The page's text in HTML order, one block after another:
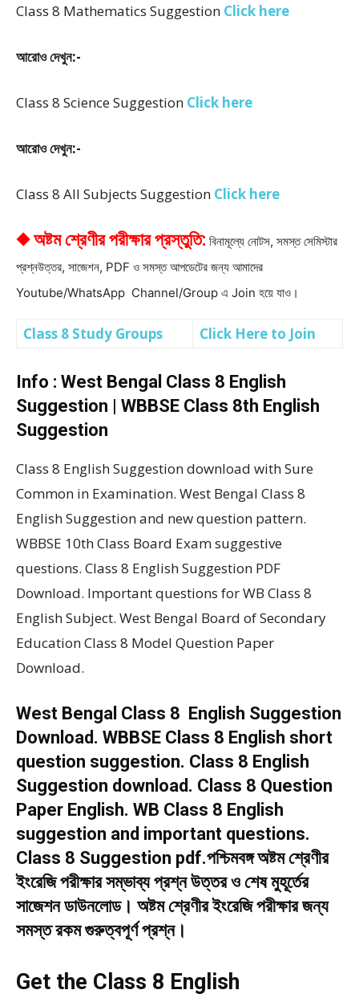
Class 8 Mathematics Suggestion Click here
আরোও দেখুন:-
Class 8 Science Suggestion Click here
আরোও দেখুন:-
Class 8 All Subjects Suggestion Click here
◆ অষ্টম শ্রেণীর পরীক্ষার প্রস্তুতি: বিনামূল্যে নোটস, সমস্ত সেমিস্টার
প্রশ্নউত্তর, সাজেশন, PDF ও সমস্ত আপডেটের জন্য আমাদের
Youtube/WhatsApp Channel/Group এ Join হয়ে যাও।
Class 8 Study Groups Click Here to Join
Info : West Bengal Class 8 English
Suggestion | WBBSE Class 8th English
Suggestion
Class 8 English Suggestion download with Sure
Common in Examination. West Bengal Class 8
English Suggestion and new question pattern.
WBBSE 10th Class Board Exam suggestive
questions. Class 8 English Suggestion PDF
Download. Important questions for WB Class 8
English Subject. West Bengal Board of Secondary
Education Class 8 Model Question Paper
Download.
West Bengal Class 8 English Suggestion
Download. WBBSE Class 8 English short
question suggestion. Class 8 English
Suggestion download. Class 8 Question
Paper English. WB Class 8 English
suggestion and important questions.
Class 8 Suggestion pdf.পশ্চিমবঙ্গ অষ্টম শ্রেণীর
ইংরেজি পরীক্ষার সম্ভাব্য প্রশ্ন উত্তর ও শেষ মুহূর্তের
সাজেশন ডাউনলোড। অষ্টম শ্রেণীর ইংরেজি পরীক্ষার জন্য
সমস্ত রকম গুরুত্বপূর্ণ প্রশ্ন।
Get the Class 8 English